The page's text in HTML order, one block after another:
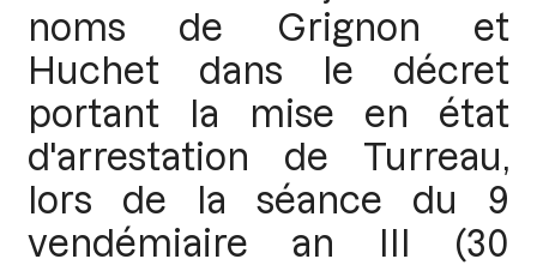
noms de Grignon et
Huchet dans le décret
portant la mise en état
d'arrestation de Turreau,
lors de la séance du 9
vendémiaire an III (30